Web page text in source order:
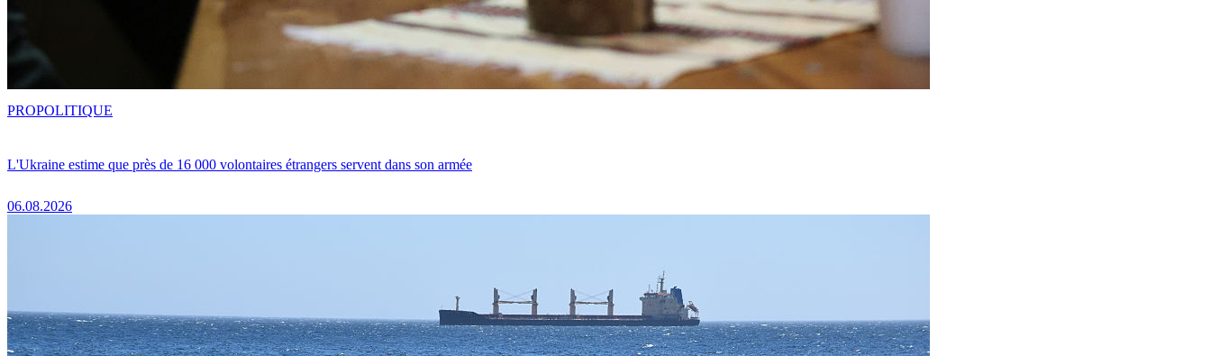
L'Ukraine estime que près de 16 000 volontaires étrangers servent dans son armée
06.08.2026
PROPOLITIQUE